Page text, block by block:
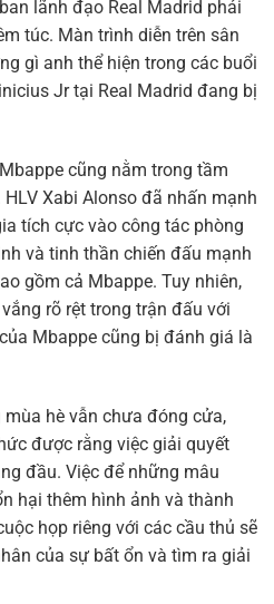
lãnh đạo Real Madrid phải
túc. Màn trình diễn trên sân
gì anh thể hiện trong các buổi
Jr tại Real Madrid đang bị
cũng nằm trong tầm
Xabi Alonso đã nhấn mạnh
tích cực vào công tác phòng
và tinh thần chiến đấu mạnh
gồm cả Mbappe. Tuy nhiên,
rõ rệt trong trận đấu với
Mbappe cũng bị đánh giá là
hè vẫn chưa đóng cửa,
được rằng việc giải quyết
đầu. Việc để những mâu
hại thêm hình ảnh và thành
họp riêng với các cầu thủ sẽ
của sự bất ổn và tìm ra giải